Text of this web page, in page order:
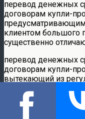
перевод денежных
договорам купли-
клиентом большого
существенно
перевод денежных
договорам купли-
вытекающий из
операций по их
продажей по
ценам, при условии,
реализации ценных